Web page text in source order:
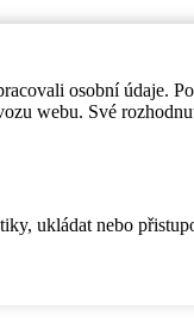
osobní údaje.
webu. Své
ukládat nebo